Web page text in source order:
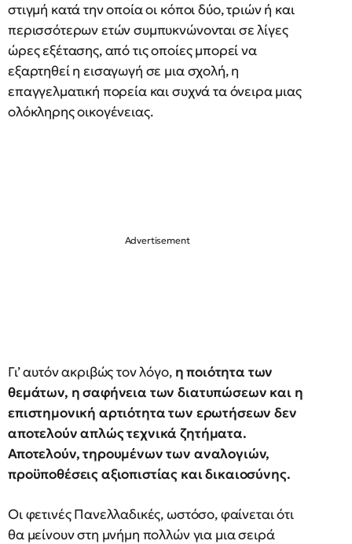
στιγμή κατά την οποία οι κόποι δύο, τριών ή και
περισσότερων ετών συμπυκνώνονται σε λίγες
ώρες εξέτασης, από τις οποίες μπορεί να
εξαρτηθεί η εισαγωγή σε μια σχολή, η
επαγγελματική πορεία και συχνά τα όνειρα μιας
ολόκληρης οικογένειας.
Γι’ αυτόν ακριβώς τον λόγο,η ποιότητα των
θεμάτων, η σαφήνεια των διατυπώσεων και η
επιστημονική αρτιότητα των ερωτήσεων δεν
αποτελούν απλώς τεχνικά ζητήματα.
Αποτελούν, τηρουμένων των αναλογιών,
προϋποθέσεις αξιοπιστίας και δικαιοσύνης.
Οι φετινές Πανελλαδικές, ωστόσο, φαίνεται ότι
θα μείνουν στη μνήμη πολλών για μια σειρά